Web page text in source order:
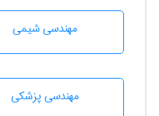
مهندسي شيمی
مهندسی پزشکی